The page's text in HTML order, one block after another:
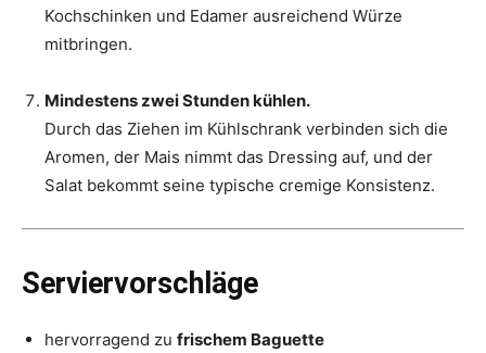
Kochschinken und Edamer ausreichend Würze
mitbringen.
Mindestens zwei Stunden kühlen.
Durch das Ziehen im Kühlschrank verbinden sich die
Aromen, der Mais nimmt das Dressing auf, und der
Salat bekommt seine typische cremige Konsistenz.
Serviervorschläge
hervorragend zu frischem Baguette